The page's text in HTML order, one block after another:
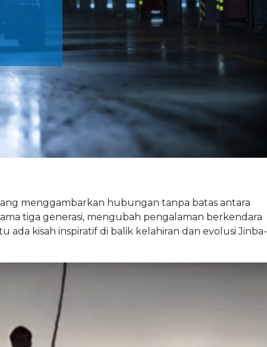
menggambarkan hubungan tanpa batas antara
tiga generasi, mengubah pengalaman berkendara
kisah inspiratif di balik kelahiran dan evolusi Jinba-